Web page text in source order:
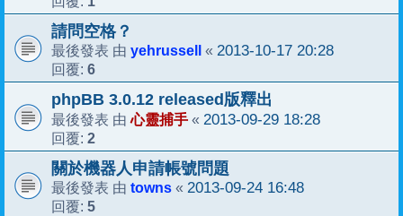
請問空格？
最後發表 由 yehrussell « 2013-10-17 20:28
回覆: 6
phpBB 3.0.12 released版釋出
最後發表 由心靈捕手 « 2013-09-29 18:28
回覆: 2
關於機器人申請帳號問題
最後發表 由 towns « 2013-09-24 16:48
回覆: 5